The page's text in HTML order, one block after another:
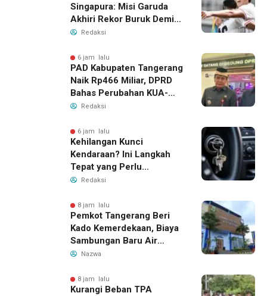
Singapura: Misi Garuda
Akhiri Rekor Buruk Demi
Tiket Semifinal Piala AFF
Redaksi
6 jam lalu
PAD Kabupaten Tangerang
Naik Rp466 Miliar, DPRD
Bahas Perubahan KUA-
PPAS 2026
Redaksi
6 jam lalu
Kehilangan Kunci
Kendaraan? Ini Langkah
Tepat yang Perlu
Dilakukan
Redaksi
8 jam lalu
Pemkot Tangerang Beri
Kado Kemerdekaan, Biaya
Sambungan Baru Air
Bersih Dipangkas Jadi
Nazwa
8 jam lalu
Kurangi Beban TPA